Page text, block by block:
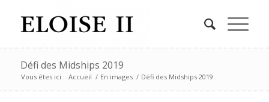
Défi des Midships 2019
Vous êtes ici : Accueil / En images / Défi des Midships 2019